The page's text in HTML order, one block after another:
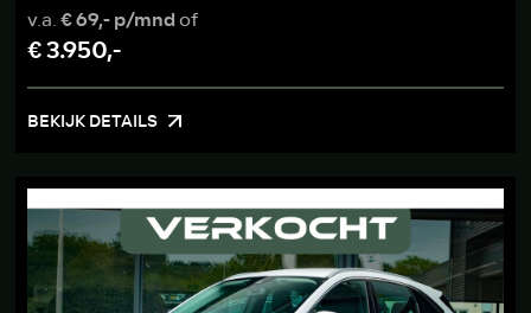
v.a.€ 69,- p/mndof
€ 3.950,-
BEKIJK DETAILS